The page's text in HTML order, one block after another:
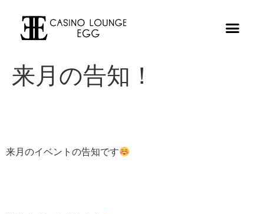
来月の告知！
来月のイベントの告知です